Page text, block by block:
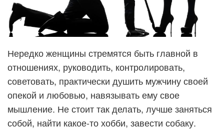
Нередко женщины стремятся быть главной в
отношениях, руководить, контролировать,
советовать, практически душить мужчину своей
опекой и любовью, навязывать ему свое
мышление. Не стоит так делать, лучше заняться
собой, найти какое-то хобби, завести собаку.